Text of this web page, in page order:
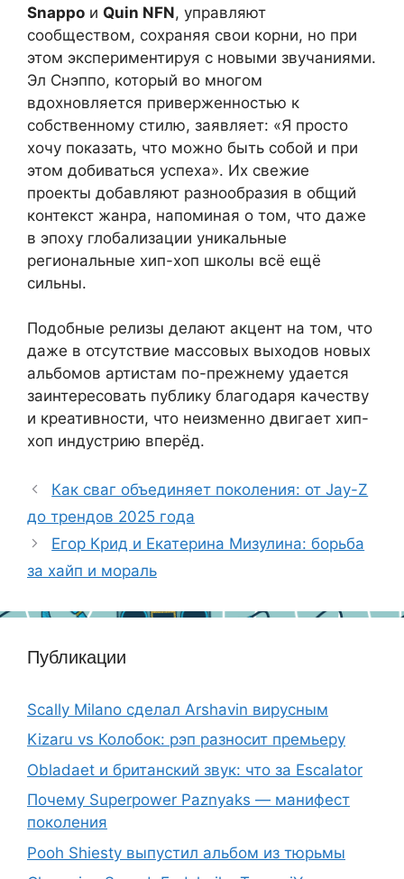
Snappo и Quin NFN, управляют
сообществом, сохраняя свои корни, но при
этом экспериментируя с новыми звучаниями.
Эл Снэппо, который во многом
вдохновляется приверженностью к
собственному стилю, заявляет: «Я просто
хочу показать, что можно быть собой и при
этом добиваться успеха». Их свежие
проекты добавляют разнообразия в общий
контекст жанра, напоминая о том, что даже
в эпоху глобализации уникальные
региональные хип-хоп школы всё ещё
сильны.
Подобные релизы делают акцент на том, что
даже в отсутствие массовых выходов новых
альбомов артистам по-прежнему удается
заинтересовать публику благодаря качеству
и креативности, что неизменно двигает хип-
хоп индустрию вперёд.
Как сваг объединяет поколения: от Jay-Z
до трендов 2025 года
Егор Крид и Екатерина Мизулина: борьба
за хайп и мораль
Публикации
Scally Milano сделал Arshavin вирусным
Kizaru vs Колобок: рэп разносит премьеру
Obladaet и британский звук: что за Escalator
Почему Superpower Paznyaks — манифест
поколения
Pooh Shiesty выпустил альбом из тюрьмы